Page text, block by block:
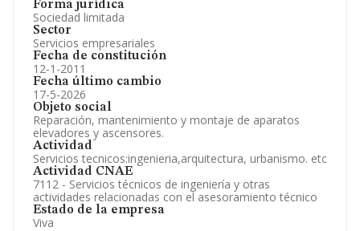
Forma jurídica
Sociedad limitada
Sector
Servicios empresariales
Fecha de constitución
12-1-2011
Fecha último cambio
17-5-2026
Objeto social
Reparación, mantenimiento y montaje de aparatos
elevadores y ascensores.
Actividad
Servicios tecnicos:ingenieria,arquitectura, urbanismo. etc
Actividad CNAE
7112 - Servicios técnicos de ingeniería y otras
actividades relacionadas con el asesoramiento técnico
Estado de la empresa
Viva